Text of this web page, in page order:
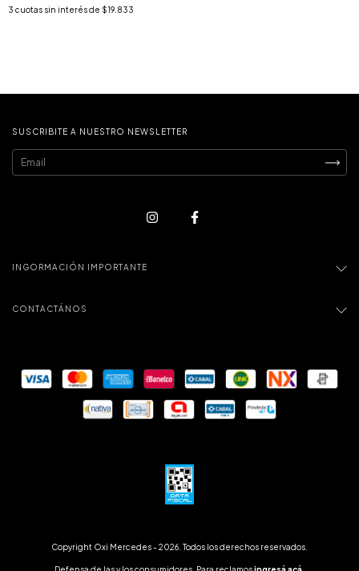
3 cuotas sin interés de $19.833
SUSCRIBITE A NUESTRO NEWSLETTER
INGORMACIÓN IMPORTANTE
CONTACTÁNOS
Copyright Oxi Mercedes - 2026. Todos los derechos reservados.